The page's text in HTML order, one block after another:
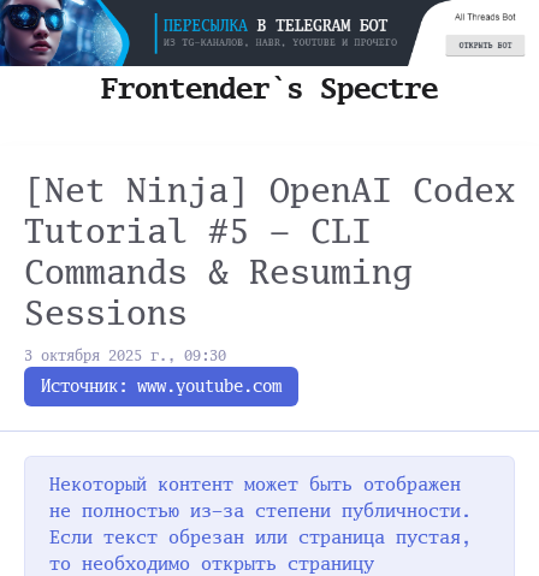
#js #css Хабр Блог Задачи
Frontender`s Spectre
[Net Ninja] OpenAI Codex
Tutorial #5 - CLI
Commands & Resuming
Sessions
3 октября 2025 г., 09:30
Источник: www.youtube.com
Некоторый контент может быть отображен
не полностью из-за степени публичности.
Если текст обрезан или страница пустая,
то необходимо открыть страницу